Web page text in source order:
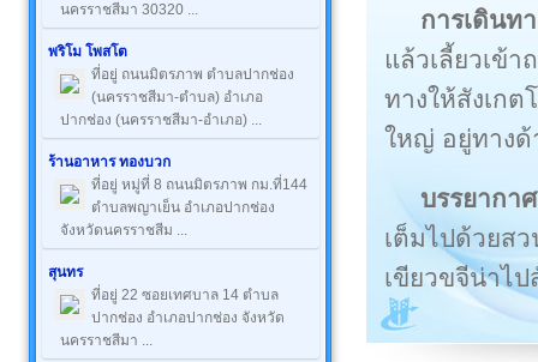
นครราชสีมา 30320 ...
พริโม โพสโต
ที่อยู่ ถนนมิตรภาพ ตำบลปากช่อง
(นครราชสีมา-ตำบล) อำเภอ
ปากช่อง (นครราชสีมา-อำเภอ) ...
ร้านอาหาร ทองบวก
ที่อยู่ หมู่ที่ 8 ถนนมิตรภาพ กม.ที่144
ตำบลพญาเย็น อำเภอปากช่อง
จังหวัดนครราชสีม ...
สุนทร
ที่อยู่ 22 ซอยเทศบาล 14 ตำบล
ปากช่อง อำเภอปากช่อง จังหวัด
นครราชสีมา ...
การเดินท
แล้วเลี้ยวเข้
ทางให้สังเก
ใหญ่ อยู่ทาง
บรรยากาศ
เต็มไปด้วยส
เขียวขจีน่าไ